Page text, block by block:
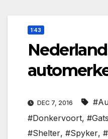
1:43
DEC 7, 2016
#Donkervoort,
#Shelter, #Spyker,